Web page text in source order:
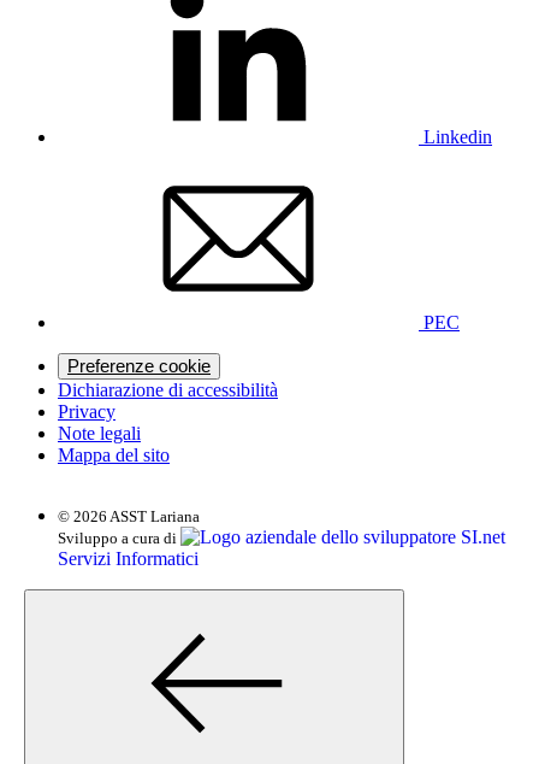
Linkedin
PEC
Preferenze cookie
Dichiarazione di accessibilità
Privacy
Note legali
Mappa del sito
© 2026 ASST Lariana
Sviluppo a cura di
SI.net
Servizi Informatici